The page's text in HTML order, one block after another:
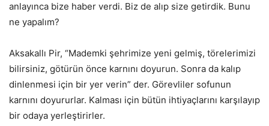
anlayınca bize haber verdi. Biz de alıp size getirdik. Bunu
ne yapalım?
Aksakallı Pir, “Mademki şehrimize yeni gelmiş, törelerimizi
bilirsiniz, götürün önce karnını doyurun. Sonra da kalıp
dinlenmesi için bir yer verin” der. Görevliler sofunun
karnını doyururlar. Kalması için bütün ihtiyaçlarını karşılayıp
bir odaya yerleştirirler.